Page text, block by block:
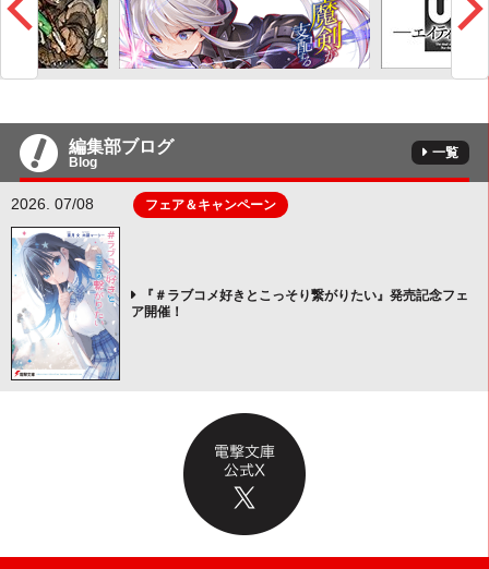
編集部ブログ
Blog
一覧
2026. 07/08 フェア＆キャンペーン
『＃ラブコメ好きとこっそり繋がりたい』発売記念フェ
ア開催！